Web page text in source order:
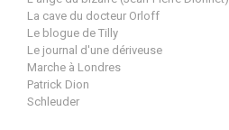
La cave du docteur Orloff
Le blogue de Tilly
Le journal d'une dériveuse
Marche à Londres
Patrick Dion
Schleuder